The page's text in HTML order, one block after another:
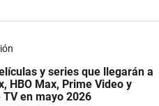
y series que llegarán a
HBO Max, Prime Video y
TV en mayo 2026